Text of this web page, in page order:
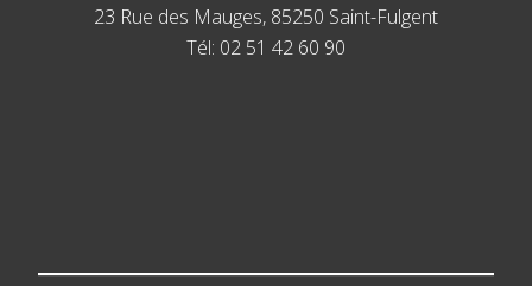
23 Rue des Mauges, 85250 Saint-Fulgent
Tél: 02 51 42 60 90